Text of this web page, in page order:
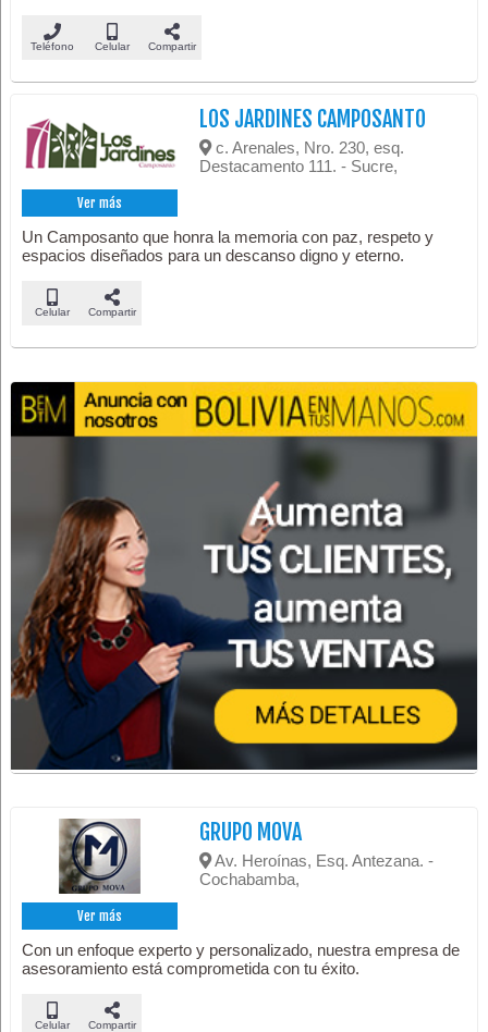
Teléfono Celular Compartir
Ver más
LOS JARDINES CAMPOSANTO
c. Arenales, Nro. 230, esq.
Destacamento 111. - Sucre,
Un Camposanto que honra la memoria con paz, respeto y
espacios diseñados para un descanso digno y eterno.
Celular Compartir
Ver más
GRUPO MOVA
Av. Heroínas, Esq. Antezana. -
Cochabamba,
Con un enfoque experto y personalizado, nuestra empresa de
asesoramiento está comprometida con tu éxito.
Celular Compartir